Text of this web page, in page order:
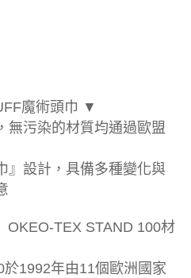
魔術頭巾 ▼
無污染的材質均通過歐盟
』設計，具備多種變化與
TEX STAND 100材
1992年由11個歐洲國家